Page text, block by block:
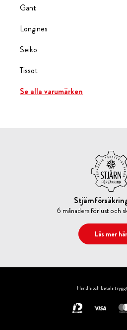
Gant
Longines
Seiko
Tissot
Se alla varumärken
6 månaders förlust och
Läs mer här
Handla och betala